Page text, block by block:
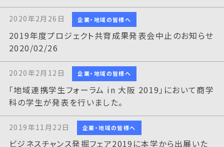
2020年2月26日 企業・地域の皆様へ
2019年度プロジェクト共育成果発表会中止のお知らせ
2020/02/26
2020年2月12日 企業・地域の皆様へ
「地域連携学生フォーラム in 大阪 2019」において商学
科の学生が発表を行いました。
2019年11月22日 企業・地域の皆様へ
ビジネスチャンス発掘フェア2019に本学から出展いた